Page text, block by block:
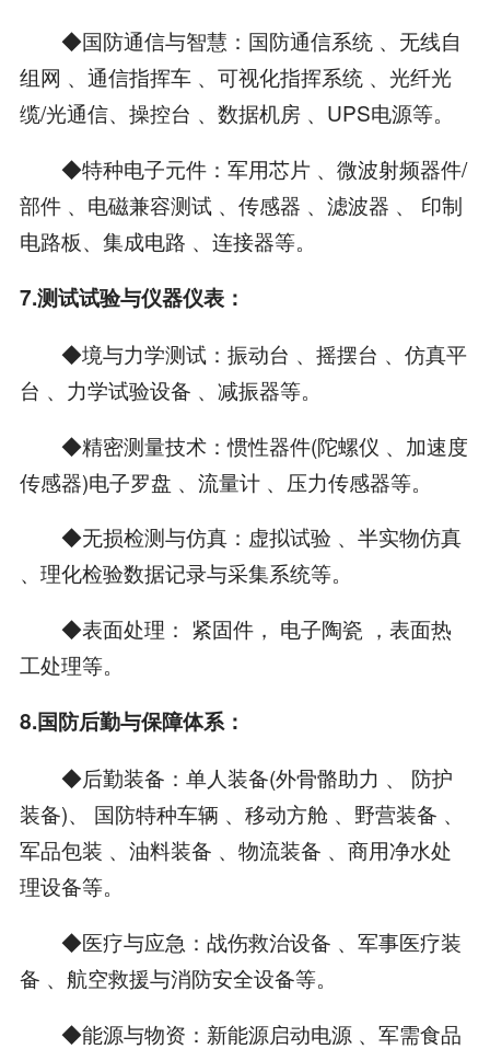
◆国防通信与智慧：国防通信系统 、无线自
组网 、通信指挥车 、可视化指挥系统 、光纤光
缆/光通信、操控台 、数据机房 、UPS电源等。
◆特种电子元件：军用芯片 、微波射频器件/
部件 、电磁兼容测试 、传感器 、滤波器 、 印制
电路板、集成电路 、连接器等。
7.测试试验与仪器仪表：
◆境与力学测试：振动台 、摇摆台 、仿真平
台 、力学试验设备 、减振器等。
◆精密测量技术：惯性器件(陀螺仪 、加速度
传感器)电子罗盘 、流量计 、压力传感器等。
◆无损检测与仿真：虚拟试验 、半实物仿真
、理化检验数据记录与采集系统等。
◆表面处理： 紧固件， 电子陶瓷 ，表面热
工处理等。
8.国防后勤与保障体系：
◆后勤装备：单人装备(外骨骼助力 、 防护
装备)、 国防特种车辆 、移动方舱 、野营装备 、
军品包装 、油料装备 、物流装备 、商用净水处
理设备等。
◆医疗与应急：战伤救治设备 、军事医疗装
备 、航空救援与消防安全设备等。
◆能源与物资：新能源启动电源 、军需食品